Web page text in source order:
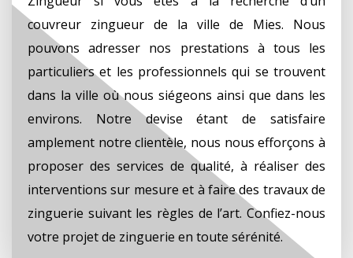
couvreur zingueur de la ville de Mies. Nous
pouvons adresser nos prestations à tous les
particuliers et les professionnels qui se trouvent
dans la ville où nous siégeons ainsi que dans les
environs. Notre devise étant de satisfaire
amplement notre clientèle, nous nous efforçons à
proposer des services de qualité, à réaliser des
interventions sur mesure et à faire des travaux de
zinguerie suivant les règles de l’art. Confiez-nous
votre projet de zinguerie en toute sérénité.